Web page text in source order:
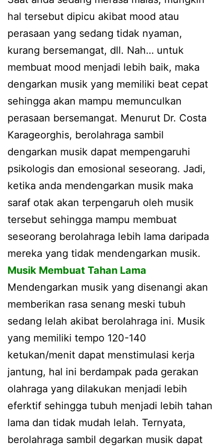
hal tersebut dipicu akibat mood atau
perasaan yang sedang tidak nyaman,
kurang bersemangat, dll. Nah… untuk
membuat mood menjadi lebih baik, maka
dengarkan musik yang memiliki beat cepat
sehingga akan mampu memunculkan
perasaan bersemangat. Menurut Dr. Costa
Karageorghis, berolahraga sambil
dengarkan musik dapat mempengaruhi
psikologis dan emosional seseorang. Jadi,
ketika anda mendengarkan musik maka
saraf otak akan terpengaruh oleh musik
tersebut sehingga mampu membuat
seseorang berolahraga lebih lama daripada
mereka yang tidak mendengarkan musik.
Musik Membuat Tahan Lama
Mendengarkan musik yang disenangi akan
memberikan rasa senang meski tubuh
sedang lelah akibat berolahraga ini. Musik
yang memiliki tempo 120-140
ketukan/menit dapat menstimulasi kerja
jantung, hal ini berdampak pada gerakan
olahraga yang dilakukan menjadi lebih
eferktif sehingga tubuh menjadi lebih tahan
lama dan tidak mudah lelah. Ternyata,
berolahraga sambil degarkan musik dapat